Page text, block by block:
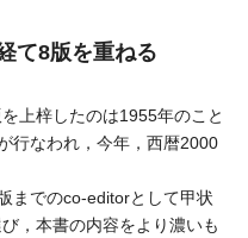
て8版を重ねる
上梓したのは1955年のこと
行なわれ，今年，西暦2000
までのco-editorとして甲状
，本書の内容をより濃いも